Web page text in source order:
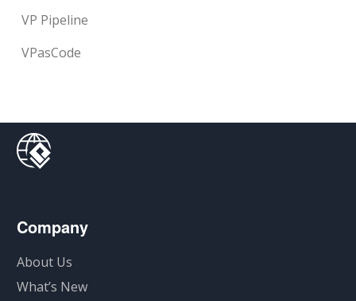
VP Pipeline
VPasCode
Company
About Us
What’s New